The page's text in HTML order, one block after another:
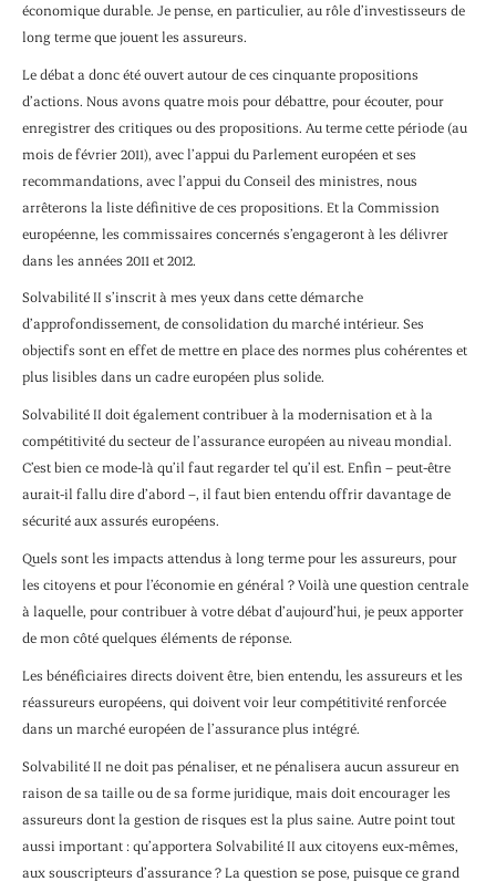
économique durable. Je pense, en particulier, au rôle d’investisseurs de
long terme que jouent les assureurs.
Le débat a donc été ouvert autour de ces cinquante propositions
d’actions. Nous avons quatre mois pour débattre, pour écouter, pour
enregistrer des critiques ou des propositions. Au terme cette période (au
mois de février 2011), avec l’appui du Parlement européen et ses
recommandations, avec l’appui du Conseil des ministres, nous
arrêterons la liste définitive de ces propositions. Et la Commission
européenne, les commissaires concernés s’engageront à les délivrer
dans les années 2011 et 2012.
Solvabilité II s’inscrit à mes yeux dans cette démarche
d’approfondissement, de consolidation du marché intérieur. Ses
objectifs sont en effet de mettre en place des normes plus cohérentes et
plus lisibles dans un cadre européen plus solide.
Solvabilité II doit également contribuer à la modernisation et à la
compétitivité du secteur de l’assurance européen au niveau mondial.
C’est bien ce mode-là qu’il faut regarder tel qu’il est. Enfin – peut-être
aurait-il fallu dire d’abord –, il faut bien entendu offrir davantage de
sécurité aux assurés européens.
Quels sont les impacts attendus à long terme pour les assureurs, pour
les citoyens et pour l’économie en général ? Voilà une question centrale
à laquelle, pour contribuer à votre débat d’aujourd’hui, je peux apporter
de mon côté quelques éléments de réponse.
Les bénéficiaires directs doivent être, bien entendu, les assureurs et les
réassureurs européens, qui doivent voir leur compétitivité renforcée
dans un marché européen de l’assurance plus intégré.
Solvabilité II ne doit pas pénaliser, et ne pénalisera aucun assureur en
raison de sa taille ou de sa forme juridique, mais doit encourager les
assureurs dont la gestion de risques est la plus saine. Autre point tout
aussi important : qu’apportera Solvabilité II aux citoyens eux-mêmes,
aux souscripteurs d’assurance ? La question se pose, puisque ce grand